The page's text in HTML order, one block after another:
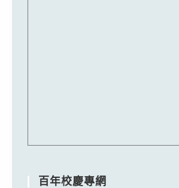
百年校慶專網